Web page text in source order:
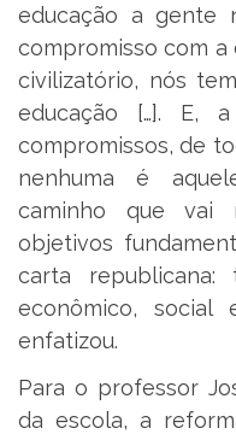
educação a gente
compromisso com
civilizatório, nós
educação […]. E,
compromissos, de
nenhuma é
caminho que vai
objetivos
carta republicana:
econômico, social
enfatizou.
Para o professor
da escola, a